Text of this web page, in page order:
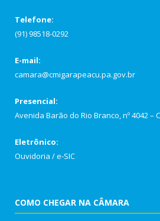
Telefone:
(91) 98518-0292
E-mail:
camara@cmigarapeacu.pa.gov.br
Presencial:
Avenida Barão do Rio Branco, nº 4042 –
Eletrônico:
Ouvidoria /e-SIC
COMO CHEGAR NA CÂMARA